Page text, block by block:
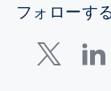
フォローす